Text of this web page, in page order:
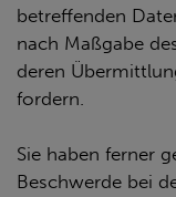
betreffenden
nach Maßgabe
deren
fordern.
Sie haben ferner
Beschwerde bei